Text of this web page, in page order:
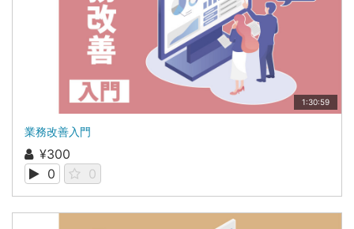
1:30:59
業務改善入門
¥300
0
0